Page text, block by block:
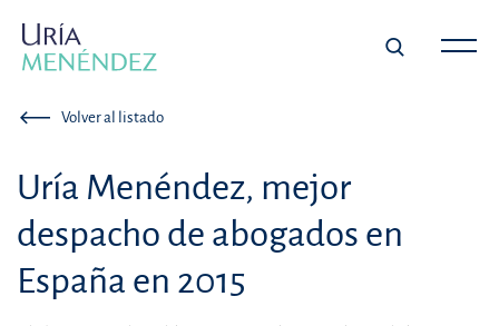
Volver al listado
Uría Menéndez, mejor
despacho de abogados en
España en 2015